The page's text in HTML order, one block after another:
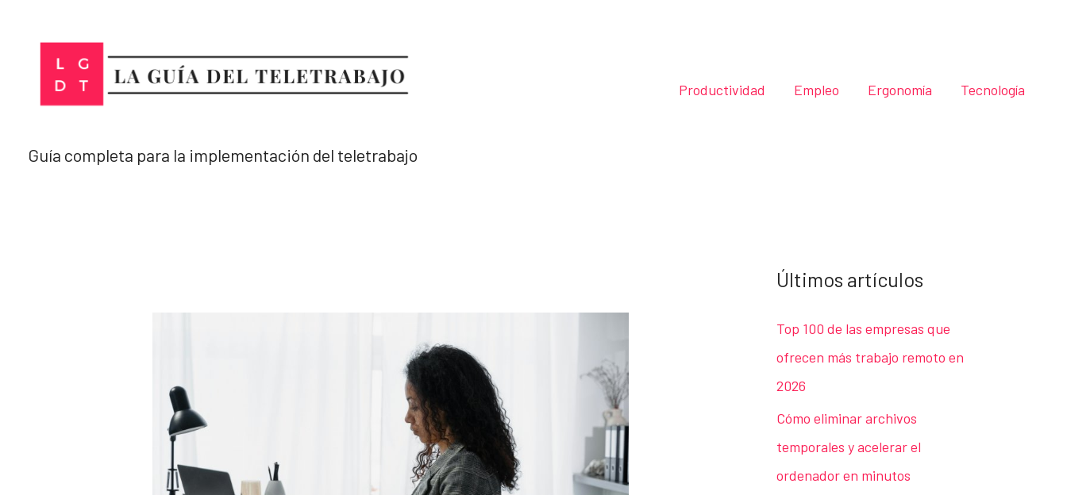
contenido
Guía completa para la implementación del teletrabajo
Productividad Empleo Ergonomía Tecnología
Últimos artículos
Top 100 de las empresas que
ofrecen más trabajo remoto en
2026
Cómo eliminar archivos
temporales y acelerar el
ordenador en minutos